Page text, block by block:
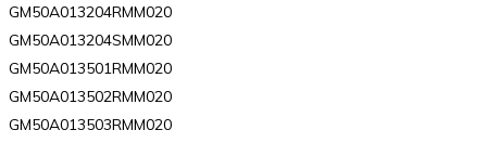
GM50A013204RMM020
GM50A013204SMM020
GM50A013501RMM020
GM50A013502RMM020
GM50A013503RMM020